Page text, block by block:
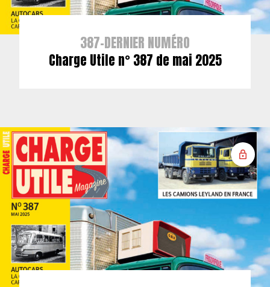
387-DERNIER NUMÉRO
Charge Utile n° 387 de mai 2025